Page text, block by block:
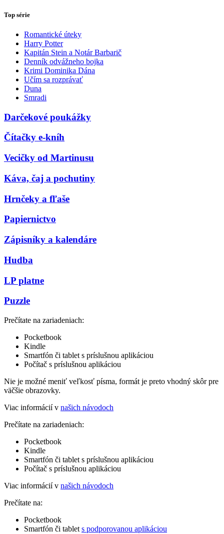
Top série
Romantické úteky
Harry Potter
Kapitán Stein a Notár Barbarič
Denník odvážneho bojka
Krimi Dominika Dána
Učím sa rozprávať
Duna
Smradi
Darčekové poukážky
Čítačky e-kníh
Vecičky od Martinusu
Káva, čaj a pochutiny
Hrnčeky a fľaše
Papiernictvo
Zápisníky a kalendáre
Hudba
LP platne
Puzzle
Prečítate na zariadeniach:
Pocketbook
Kindle
Smartfón či tablet s príslušnou aplikáciou
Počítač s príslušnou aplikáciou
Nie je možné meniť veľkosť písma, formát je preto vhodný skôr pre
väčšie obrazovky.
Viac informácií v našich návodoch
Prečítate na zariadeniach:
Pocketbook
Kindle
Smartfón či tablet s príslušnou aplikáciou
Počítač s príslušnou aplikáciou
Viac informácií v našich návodoch
Prečítate na:
Pocketbook
Smartfón či tablet s podporovanou aplikáciou